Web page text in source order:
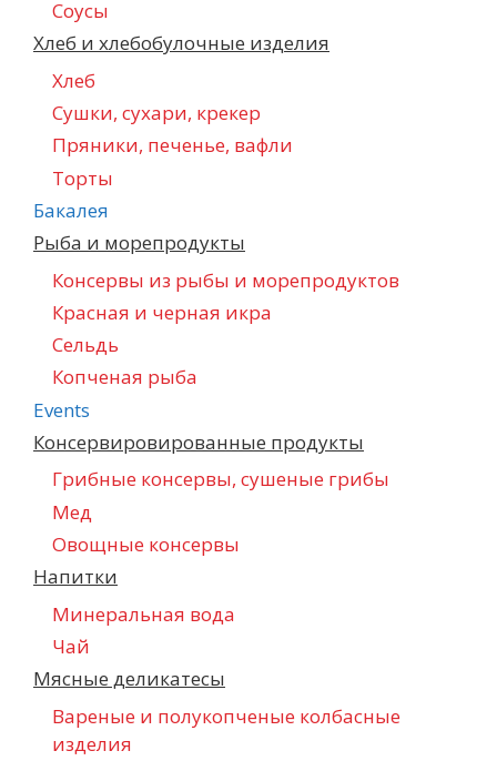
Соусы
Хлеб и хлебобулочные изделия
Хлеб
Сушки, сухари, крекер
Пряники, печенье, вафли
Торты
Бакалея
Рыба и морепродукты
Консервы из рыбы и морепродуктов
Красная и черная икра
Сельдь
Копченая рыба
Events
Консервировированные продукты
Грибные консервы, сушеные грибы
Мед
Овощные консервы
Напитки
Минеральная вода
Чай
Мясные деликатесы
Вареные и полукопченые колбасные
изделия